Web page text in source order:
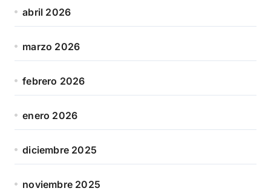
abril 2026
marzo 2026
febrero 2026
enero 2026
diciembre 2025
noviembre 2025